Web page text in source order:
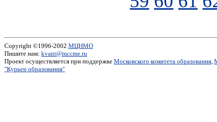
Copyright ©1996-2002 МЦНМО
Пишите нам: kvant@mccme.ru
Проект осуществляется при поддержке Московского комитета образования,
"Курьер образования"